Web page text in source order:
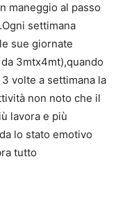
maneggio al passo
settimana
sue giornate
3mtx4mt),quando
volte a settimana la
non noto che il
lavora e più
lo stato emotivo
tutto